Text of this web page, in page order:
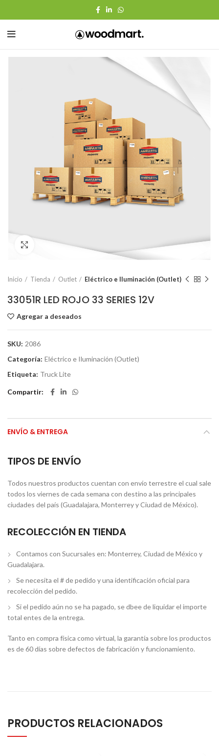
Click to enlarge
Inicio Tienda Outlet Eléctrico e Iluminación (Outlet)
33051R LED ROJO 33 SERIES 12V
Agregar a deseados
SKU: 2086
Categoría: Eléctrico e Iluminación (Outlet)
Etiqueta: Truck Lite
Compartir
ENVÍO & ENTREGA
TIPOS DE ENVÍO
Todos nuestros productos cuentan con envío terrestre el cual sale
todos los viernes de cada semana con destino a las principales
ciudades del país (Guadalajara, Monterrey y Ciudad de México).
RECOLECCIÓN EN TIENDA
Contamos con Sucursales en: Monterrey, Ciudad de México y
Guadalajara.
Se necesita el # de pedido y una identificación oficial para
recolección del pedido.
Si el pedido aún no se ha pagado, se dbee de liquidar el importe
total entes de la entrega.
Tanto en compra física como virtual, la garantía sobre los productos
es de 60 días sobre defectos de fabricación y funcionamiento.
PRODUCTOS RELACIONADOS